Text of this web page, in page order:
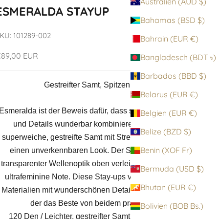
Bahamas (BSD $)
Bahrain (EUR €)
Bangladesch (BDT ৳)
Barbados (BBD $)
Belarus (EUR €)
Belgien (EUR €)
Belize (BZD $)
Benin (XOF Fr)
Bermuda (USD $)
Bhutan (EUR €)
Bolivien (BOB Bs.)
STAYUP
101289-002
EUR
Gestreifter Samt, Spitzenbund
Esmeralda ist der Beweis dafür, dass sich Funktionalität
und Details wunderbar kombinieren lassen. Der
superweiche, gestreifte Samt mit Stretchanteil sorgt für
einen unverkennbaren Look. Der Spitzenbund mit
transparenter Wellenoptik oben verleiht dem Style eine
ultrafeminine Note. Diese Stay-ups vereinen zeitlose
Materialien mit wunderschönen Details für einen Look,
der das Beste von beidem präsentiert.
120 Den / Leichter, gestreifter Samt / Hochwertiger